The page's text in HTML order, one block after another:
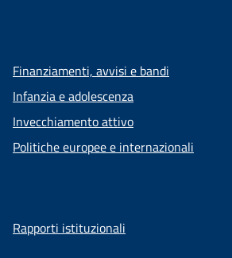
Finanziamenti, avvisi e bandi
Infanzia e adolescenza
Invecchiamento attivo
Politiche europee e internazionali
Rapporti istituzionali